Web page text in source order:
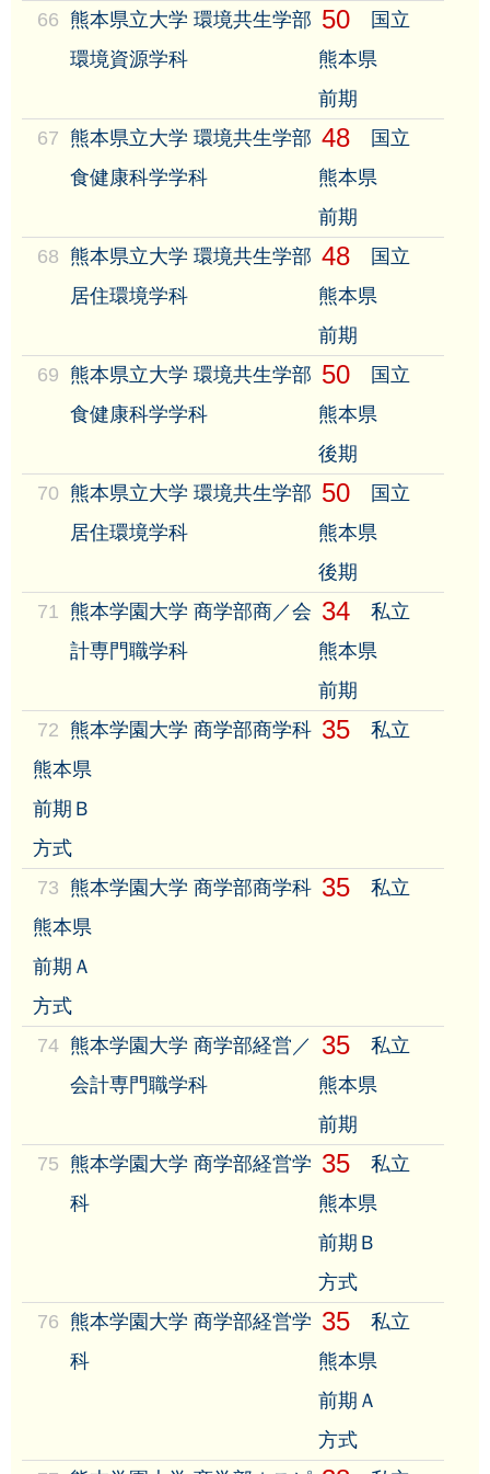
66 熊本県立大学 環境共生学部
環境資源学科
50
国立
熊本県
前期
67 熊本県立大学 環境共生学部
食健康科学学科
48
国立
熊本県
前期
68 熊本県立大学 環境共生学部
居住環境学科
48
国立
熊本県
前期
69 熊本県立大学 環境共生学部
食健康科学学科
50
国立
熊本県
後期
70 熊本県立大学 環境共生学部
居住環境学科
50
国立
熊本県
後期
71
熊本学園大学 商学部商／会
計専門職学科
34
私立
熊本県
前期
72 熊本学園大学 商学部商学科 35
私立
熊本県
前期Ｂ
方式
73 熊本学園大学 商学部商学科 35
私立
熊本県
前期Ａ
方式
74 熊本学園大学 商学部経営／
会計専門職学科
35
私立
熊本県
前期
75 熊本学園大学 商学部経営学
科
35
私立
熊本県
前期Ｂ
方式
76 熊本学園大学 商学部経営学
科
35
私立
熊本県
前期Ａ
方式